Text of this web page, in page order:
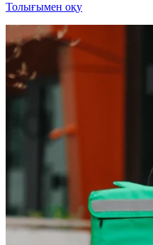
Толығымен оқу